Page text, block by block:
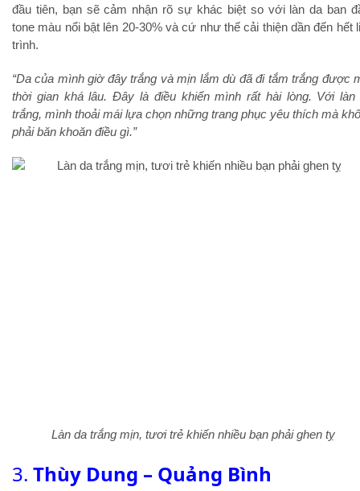
đầu tiên, bạn sẽ cảm nhận rõ sự khác biệt so với làn da ban
tone màu nổi bật lên 20-30% và cứ như thế cải thiện dần đến hết
trình.
“Da của mình giờ đây trắng và mịn lắm dù đã đi tắm trắng được
thời gian khá lâu. Đây là điều khiến mình rất hài lòng. Với làn
trắng, mình thoải mái lựa chọn những trang phục yêu thích mà
phải băn khoăn điều gì.”
Làn da trắng mịn, tươi trẻ khiến nhiều bạn phải ghen tỵ
3. Thùy Dung – Quảng Bình